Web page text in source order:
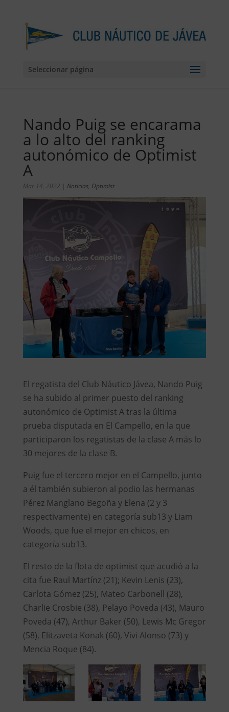
Seleccionar página
Nando Puig se encarama
a lo alto del ranking
autonómico de Optimist
A
Mar 14, 2022 | Noticias, Optimist
El regatista del Club Náutico Jávea, Nando Puig
se ha subido al primer puesto del ranking
autonómico de Optimist A tras la última
prueba disputada en El Campello, en la que
participaron los regatistas de la clase A más lo
30 mejores de la clase B.
Puig fue el tercero mejor en el Campello, junto
a él también subieron al podio las hermanas
Pérez Manglano Begoña y Elena (2 y 3
respectivamente) en categoría sub13 y Liam
Woods, que fue el mejor en chicos, en
categoría sub13.
El resto de la flota de optimist que acudió a la
cita fue Raul Martínz (21); Kevin Lenis (23),
Carlota Gómez (25), Mateo Carbonell (28),
Charlie Crosbie (38), Pelayo Poveda (43), Mauro
Poveda (47), Arthur Baker (50), Lewis Mc Gregor
(58), Elitzaveta Konak (60), Vivi Alonso (73) y
Mencia Roque (84).